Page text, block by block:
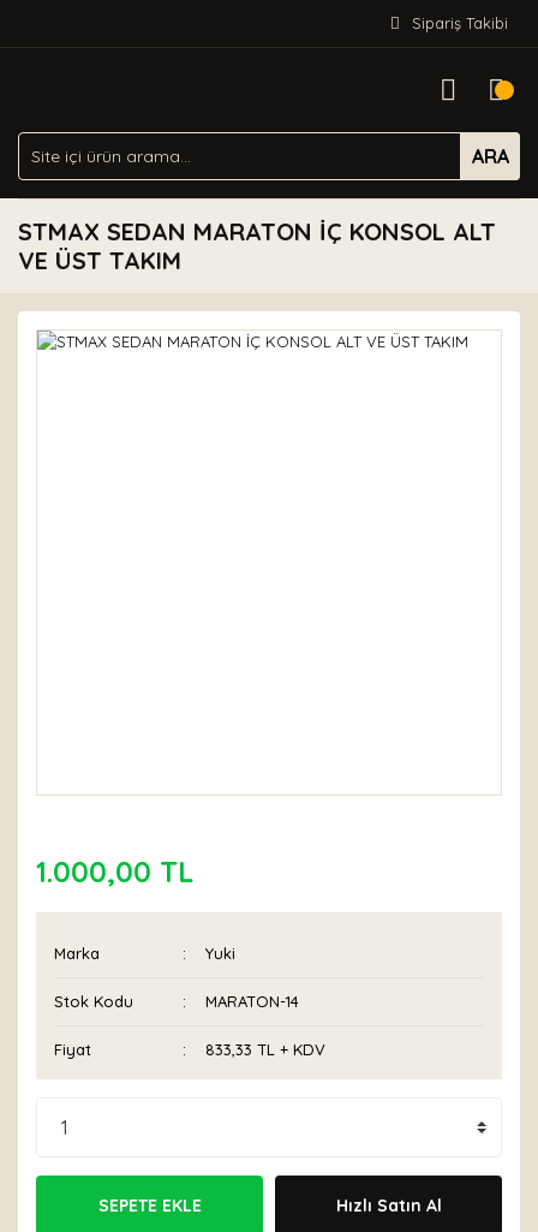
Sipariş Takibi
ARA
STMAX SEDAN MARATON İÇ KONSOL ALT
VE ÜST TAKIM
1.000,00 TL
Marka Yuki
Stok Kodu MARATON-14
Fiyat 833,33 TL + KDV
SEPETE EKLE Hızlı Satın Al